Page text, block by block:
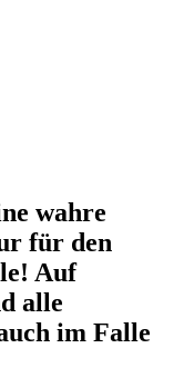
wahre
für den
Auf
alle
im Falle